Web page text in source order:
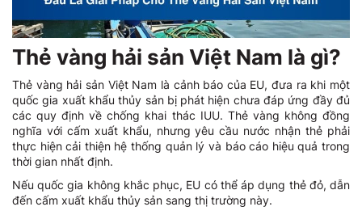
Thẻ vàng hải sản Việt Nam là gì?
Thẻ vàng hải sản Việt Nam là cảnh báo của EU, đưa ra khi một
quốc gia xuất khẩu thủy sản bị phát hiện chưa đáp ứng đầy đủ
các quy định về chống khai thác IUU. Thẻ vàng không đồng
nghĩa với cấm xuất khẩu, nhưng yêu cầu nước nhận thẻ phải
thực hiện cải thiện hệ thống quản lý và báo cáo hiệu quả trong
thời gian nhất định.
Nếu quốc gia không khắc phục, EU có thể áp dụng thẻ đỏ, dẫn
đến cấm xuất khẩu thủy sản sang thị trường này.